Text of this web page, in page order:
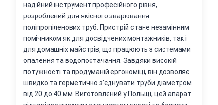
надійний інструмент професійного рівня,
розроблений для якісного зварювання
поліпропіленових труб. Пристрій стане незамінним
помічником як для досвідчених монтажників, так і
для домашніх майстрів, що працюють з системами
опалення та водопостачання. Завдяки високій
потужності та продуманій ергономіці, він дозволяє
швидко та герметично з'єднувати труби діаметром
від 20 до 40 мм. Виготовлений у Польщі, цей апарат